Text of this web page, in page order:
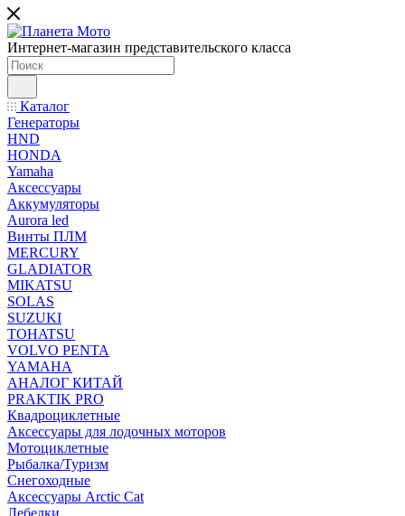
Интернет-магазин представительского класса
Каталог
Генераторы
HND
HONDA
Yamaha
Аксессуары
Аккумуляторы
Aurora led
Винты ПЛМ
MERCURY
GLADIATOR
MIKATSU
SOLAS
SUZUKI
TOHATSU
VOLVO PENTA
YAMAHA
АНАЛОГ КИТАЙ
PRAKTIK PRO
Квадроциклетные
Аксессуары для лодочных моторов
Мотоциклетные
Рыбалка/Туризм
Снегоходные
Аксессуары Arctic Cat
Лебедки